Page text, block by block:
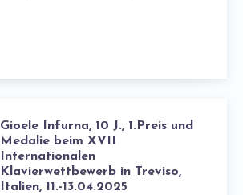
Gioele Infurna, 10 J., 1.Preis und
Medalie beim XVII
Internationalen
Klavierwettbewerb in Treviso,
Italien, 11.-13.04.2025